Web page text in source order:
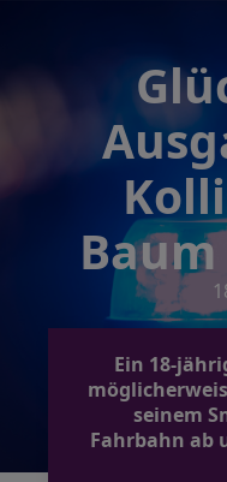
Ein 18-
seinem
Fahrbahn ab